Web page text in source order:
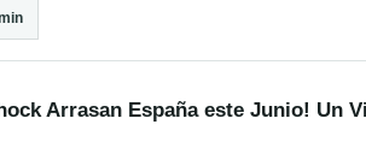
Arrasan España este Junio! Un